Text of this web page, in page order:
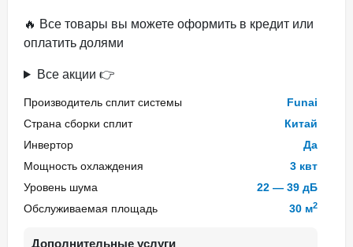
🔥 Все товары вы можете оформить в кредит или
оплатить долями
Все акции 👉
Производитель сплит системы
Funai
Страна сборки сплит
Китай
Инвертор
Да
Мощность охлаждения
3 квт
Уровень шума
22 — 39 дБ
Обслуживаемая площадь
30 м2
Дополнительные услуги